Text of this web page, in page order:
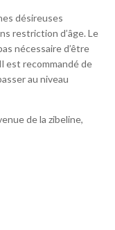
désireuses
restriction d’âge. Le
nécessaire d’être
est recommandé de
au niveau
de la zibeline,